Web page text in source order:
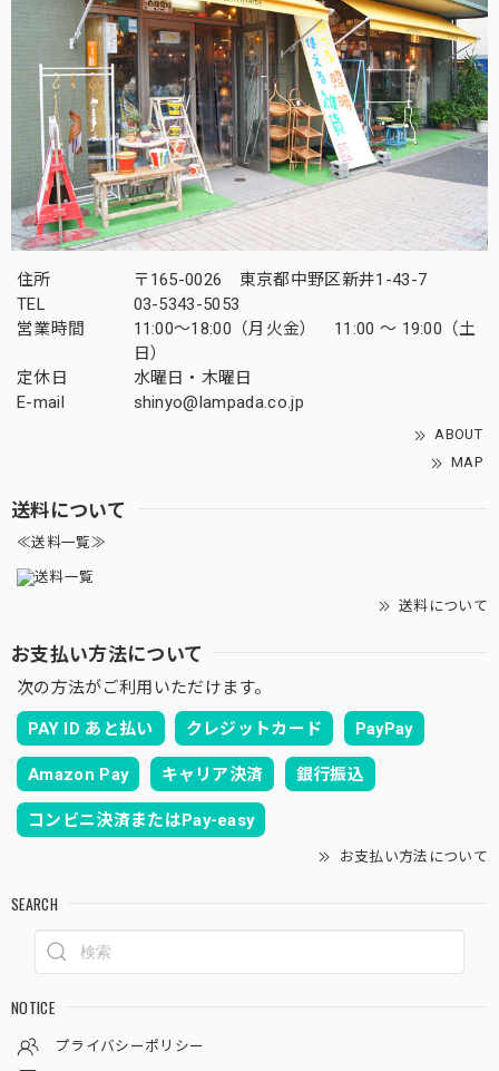
住所
〒165-0026 東京都中野区新井1-43-7
TEL
03-5343-5053
営業時間
11:00～18:00（月火金） 11:00 ～ 19:00（土
日）
定休日
水曜日・木曜日
E-mail
shinyo@lampada.co.jp
ABOUT
MAP
送料について
≪送料一覧≫
送料について
お支払い方法について
次の方法がご利用いただけます。
PAY ID あと払い クレジットカード PayPay
Amazon Pay キャリア決済 銀行振込
コンビニ決済またはPay-easy
お支払い方法について
SEARCH
NOTICE
プライバシーポリシー